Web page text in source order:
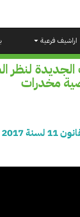
اراشيف فرعية
لنظر